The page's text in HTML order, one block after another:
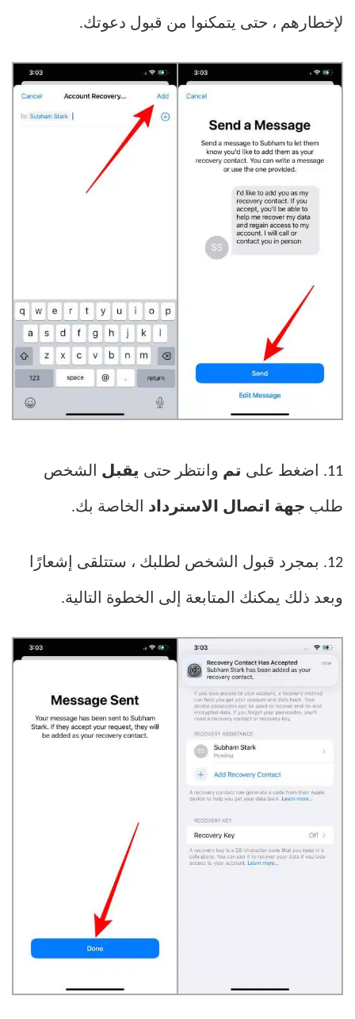
لإخطارهم ، حتى يتمكنوا من قبول دعوتك.
11. اضغط على تم وانتظر حتى يقبل الشخص
طلب جهة اتصال الاسترداد الخاصة بك.
12. بمجرد قبول الشخص لطلبك ، ستتلقى إشعارًا
وبعد ذلك يمكنك المتابعة إلى الخطوة التالية.